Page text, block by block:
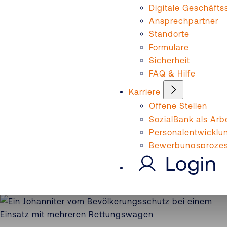
Digitale
Ansprechpartner
Standorte
Formulare
Sicherheit
FAQ & Hilfe
Karriere
Offene Stellen
SozialBank als
Login